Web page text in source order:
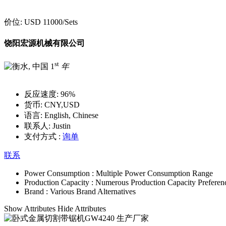
价位: USD 11000/Sets
饶阳宏源机械有限公司
1 st 年
反应速度: 96%
货币: CNY,USD
语言: English, Chinese
联系人: Justin
支付方式 : 询单
联系
Power Consumption : Multiple Power Consumption Range
Production Capacity : Numerous Production Capacity
Brand : Various Brand Alternatives
Show Attributes Hide Attributes